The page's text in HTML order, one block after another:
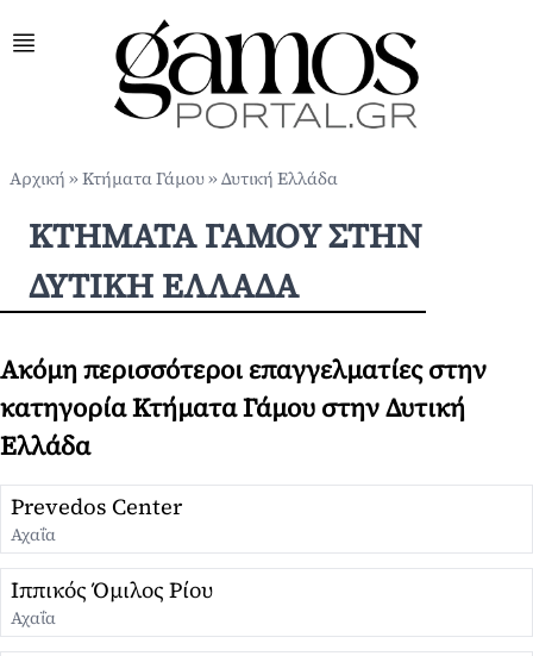
Αρχική »Κτήματα Γάμου»Δυτική Ελλάδα
ΚΤΉΜΑΤΑ ΓΆΜΟΥ ΣΤΗΝ
ΔΥΤΙΚΉ ΕΛΛΆΔΑ
Ακόμη περισσότεροι επαγγελματίες στην
κατηγορία Κτήματα Γάμου στην Δυτική
Ελλάδα
Prevedos Center
Αχαΐα
Ιππικός Όμιλος Ρίου
Αχαΐα